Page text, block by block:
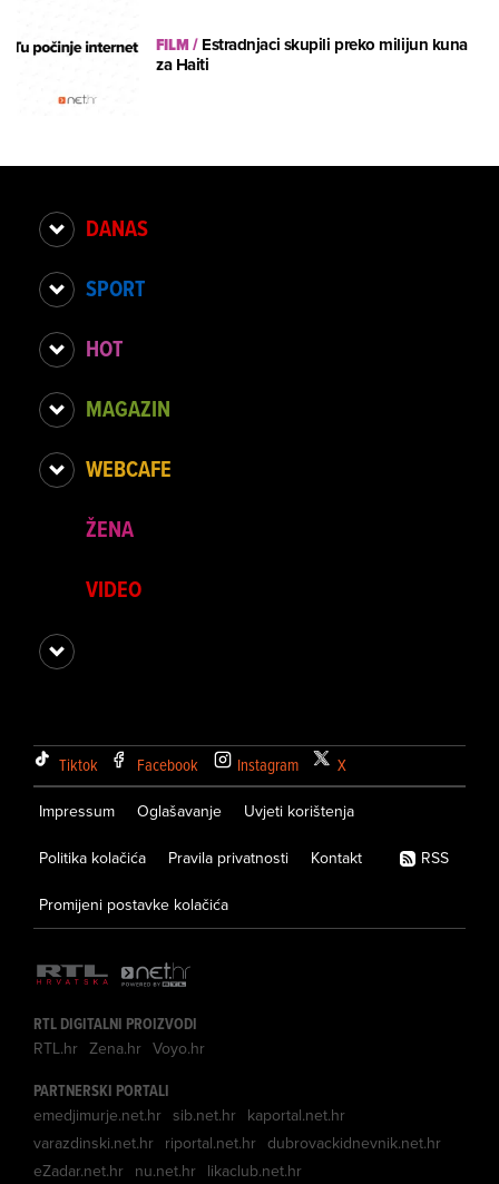
FILM/Estradnjaci skupili preko milijun kuna
za Haiti
DANAS
SPORT
HOT
MAGAZIN
WEBCAFE
ŽENA
VIDEO
Tiktok Facebook Instagram X
Impressum Oglašavanje Uvjeti korištenja
Politika kolačića Pravila privatnosti Kontakt
Promijeni postavke kolačića
RSS
RTL DIGITALNI PROIZVODI
RTL.hr Zena.hr Voyo.hr
PARTNERSKI PORTALI
emedjimurje.net.hr sib.net.hr kaportal.net.hr
varazdinski.net.hr riportal.net.hr dubrovackidnevnik.net.hr
eZadar.net.hr nu.net.hr likaclub.net.hr